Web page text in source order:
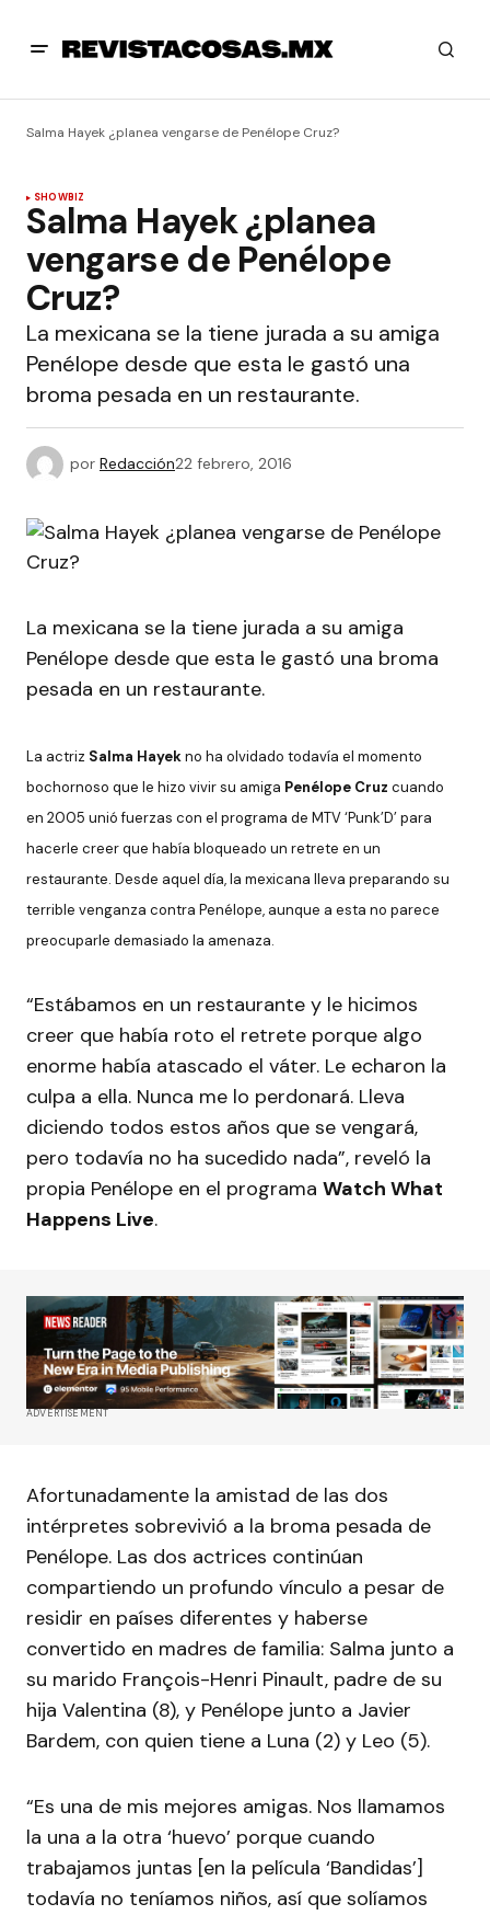
Salma Hayek ¿planea vengarse de Penélope Cruz?
SHOWBIZ
Salma Hayek ¿planea
vengarse de Penélope
Cruz?
La mexicana se la tiene jurada a su amiga
Penélope desde que esta le gastó una
broma pesada en un restaurante.
por Redacción22 febrero, 2016
La mexicana se la tiene jurada a su amiga
Penélope desde que esta le gastó una broma
pesada en un restaurante.
La actriz Salma Hayekno ha olvidado todavía el momento
bochornoso que le hizo vivir su amiga Penélope Cruz cuando
en 2005 unió fuerzas con el programa de MTV ‘Punk’D’ para
hacerle creer que había bloqueado un retrete en un
restaurante. Desde aquel día, la mexicana lleva preparando su
terrible venganza contra Penélope, aunque a esta no parece
preocuparle demasiado la amenaza.
“Estábamos en un restaurante y le hicimos
creer que había roto el retrete porque algo
enorme había atascado el váter. Le echaron la
culpa a ella. Nunca me lo perdonará. Lleva
diciendo todos estos años que se vengará,
pero todavía no ha sucedido nada”, reveló la
propia Penélope en el programa Watch What
Happens Live.
ADVERTISEMENT
Afortunadamente la amistad de las dos
intérpretes sobrevivió a la broma pesada de
Penélope. Las dos actrices continúan
compartiendo un profundo vínculo a pesar de
residir en países diferentes y haberse
convertido en madres de familia: Salma junto a
su marido François-Henri Pinault, padre de su
hija Valentina (8), y Penélope junto a Javier
Bardem, con quien tiene a Luna (2) y Leo (5).
“Es una de mis mejores amigas. Nos llamamos
la una a la otra ‘huevo’ porque cuando
trabajamos juntas [en la película ‘Bandidas’]
todavía no teníamos niños, así que solíamos